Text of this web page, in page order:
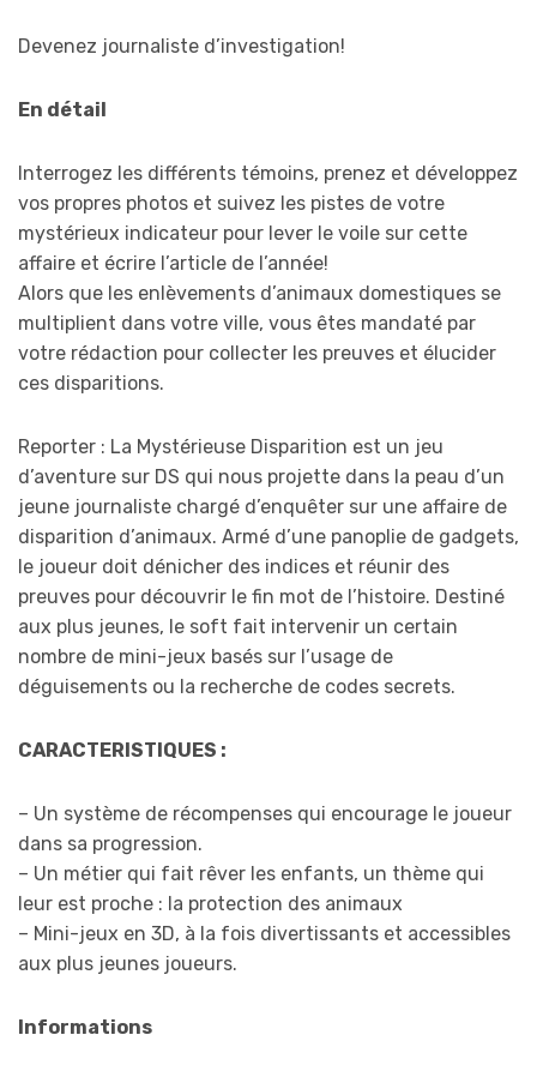
Devenez journaliste d’investigation!
En détail
Interrogez les différents témoins, prenez et développez
vos propres photos et suivez les pistes de votre
mystérieux indicateur pour lever le voile sur cette
affaire et écrire l’article de l’année!
Alors que les enlèvements d’animaux domestiques se
multiplient dans votre ville, vous êtes mandaté par
votre rédaction pour collecter les preuves et élucider
ces disparitions.
Reporter : La Mystérieuse Disparition est un jeu
d’aventure sur DS qui nous projette dans la peau d’un
jeune journaliste chargé d’enquêter sur une affaire de
disparition d’animaux. Armé d’une panoplie de gadgets,
le joueur doit dénicher des indices et réunir des
preuves pour découvrir le fin mot de l’histoire. Destiné
aux plus jeunes, le soft fait intervenir un certain
nombre de mini-jeux basés sur l’usage de
déguisements ou la recherche de codes secrets.
CARACTERISTIQUES :
– Un système de récompenses qui encourage le joueur
dans sa progression.
– Un métier qui fait rêver les enfants, un thème qui
leur est proche : la protection des animaux
– Mini-jeux en 3D, à la fois divertissants et accessibles
aux plus jeunes joueurs.
Informations